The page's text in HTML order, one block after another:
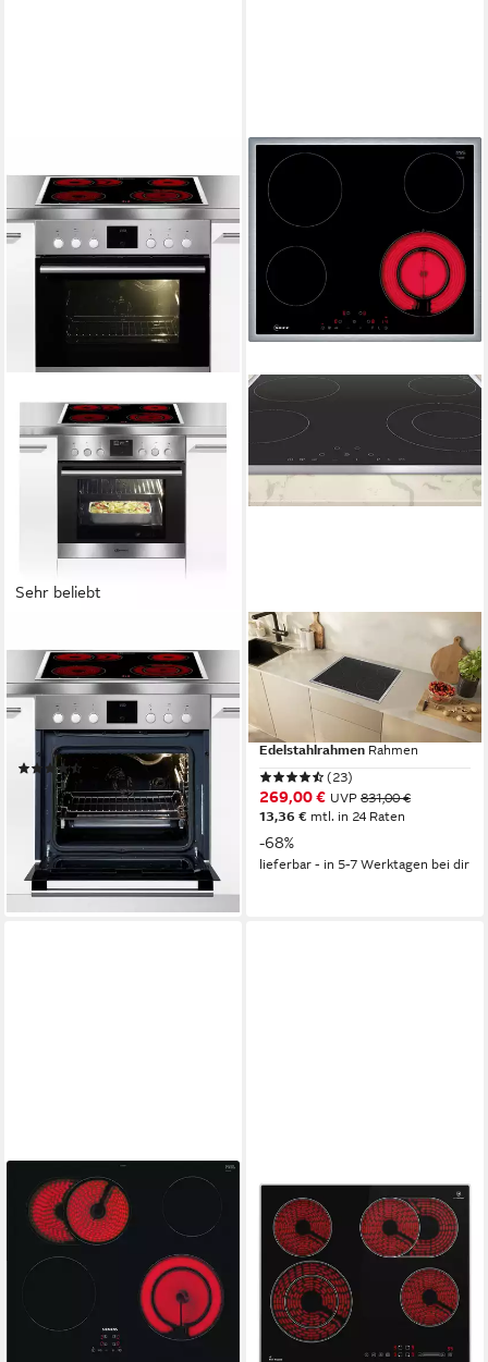
Sehr beliebt
Elektro-Herd-Set Heko Tango
Elektro Kochfeld
58 x 5,2 x 51cm
Kochfeld (B/H/T)
59,5 x 59,5 x 53,8cm
Backofen (B/H/T)
Produktdatenblatt
(1965)
549,00 € UVP1.898,00 €
15,94 €mtl. in 48 Raten
lieferbar - in 2-3 Werktagen bei dir
NEFF
Elektro-Kochfeld N 70
T16SDF9R0
58,3 x 4,8 x 51,3 cm B/H/T
4 Anzahl Kochzonen
Edelstahlrahmen Rahmen
(23)
269,00 € UVP 831,00 €
13,36 € mtl. in 24 Raten
-68%
lieferbar - in 5-7 Werktagen bei dir